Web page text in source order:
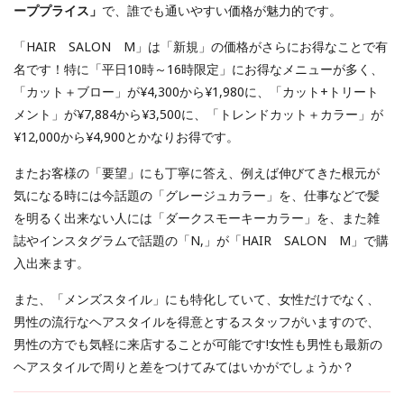
ーププライス」 で、誰でも通いやすい価格が魅力的です。
「HAIR SALON M」は「新規」の価格がさらにお得なことで有
名です！特に「平日10時～16時限定」にお得なメニューが多く、
「カット＋ブロー」が¥4,300から¥1,980に、「カット+トリート
メント」が¥7,884から¥3,500に、「トレンドカット＋カラー」が
¥12,000から¥4,900とかなりお得です。
またお客様の「要望」にも丁寧に答え、例えば伸びてきた根元が
気になる時には今話題の「グレージュカラー」を、仕事などで髪
を明るく出来ない人には「ダークスモーキーカラー」を、また雑
誌やインスタグラムで話題の「N,」が「HAIR SALON M」で購
入出来ます。
また、「メンズスタイル」にも特化していて、女性だけでなく、
男性の流行なヘアスタイルを得意とするスタッフがいますので、
男性の方でも気軽に来店することが可能です!女性も男性も最新の
ヘアスタイルで周りと差をつけてみてはいかがでしょうか？